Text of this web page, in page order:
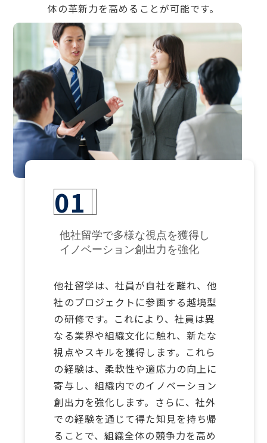
体の革新力を高めることが可能です。
01
他社留学で多様な視点を獲得し
イノベーション創出力を強化
他社留学は、社員が自社を離れ、他
社のプロジェクトに参画する越境型
の研修です。これにより、社員は異
なる業界や組織文化に触れ、新たな
視点やスキルを獲得します。これら
の経験は、柔軟性や適応力の向上に
寄与し、組織内でのイノベーション
創出力を強化します。さらに、社外
での経験を通じて得た知見を持ち帰
ることで、組織全体の競争力を高め